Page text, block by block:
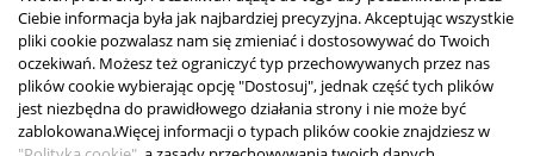
ELEKTROGIEŁDA SZ.ŻACZKIEWICZ; M.KARLIŃSKI
SP.J.
INFORMACJE
STREFA KLIENTA
Ciebie informacja była jak najbardziej precyzyjna. Akceptując wszystkie
pliki cookie pozwalasz nam się zmieniać i dostosowywać do Twoich
oczekiwań. Możesz też ograniczyć typ przechowywanych przez nas
plików cookie wybierając opcję "Dostosuj", jednak część tych plików
jest niezbędna do prawidłowego działania strony i nie może być
zablokowana.Więcej informacji o typach plików cookie znajdziesz w